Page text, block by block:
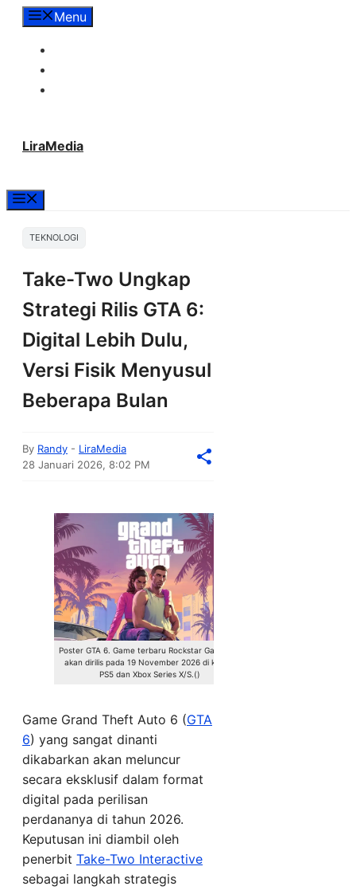
LangsungMenu
LiraMedia
TEKNOLOGI
Take-Two Ungkap
Strategi Rilis GTA 6:
Digital Lebih Dulu,
Versi Fisik Menyusul
Beberapa Bulan
By Randy - LiraMedia
28 Januari 2026, 8:02 PM
Poster GTA 6. Game terbaru Rockstar Games ini
akan dirilis pada 19 November 2026 di konsol
PS5 dan Xbox Series X/S.()
Game Grand Theft Auto 6 (GTA
6) yang sangat dinanti
dikabarkan akan meluncur
secara eksklusif dalam format
digital pada perilisan
perdananya di tahun 2026.
Keputusan ini diambil oleh
penerbit Take-Two Interactive
sebagai langkah strategis